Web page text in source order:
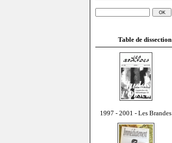
Table de dissection
1997 - 2001 - Les Brandes